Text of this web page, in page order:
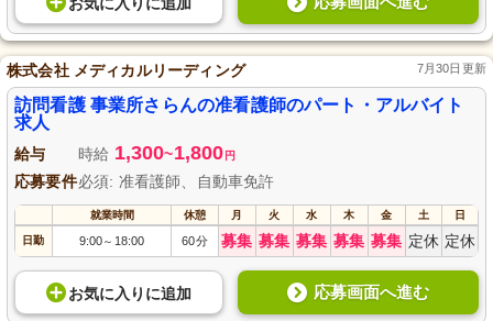
株式会社 メディカルリーディング 7月30日更新
訪問看護 事業所さらんの准看護師のパート・アルバイト
求人
給与 時給 1,300~1,800 円
応募要件必須: 准看護師、自動車免許
就業時間 休憩 月 火 水 木 金 土 日
日勤 9:00～ 18:00 60分 募集 募集 募集 募集 募集 定休 定休
お気に入り に追加 応募画面へ進む